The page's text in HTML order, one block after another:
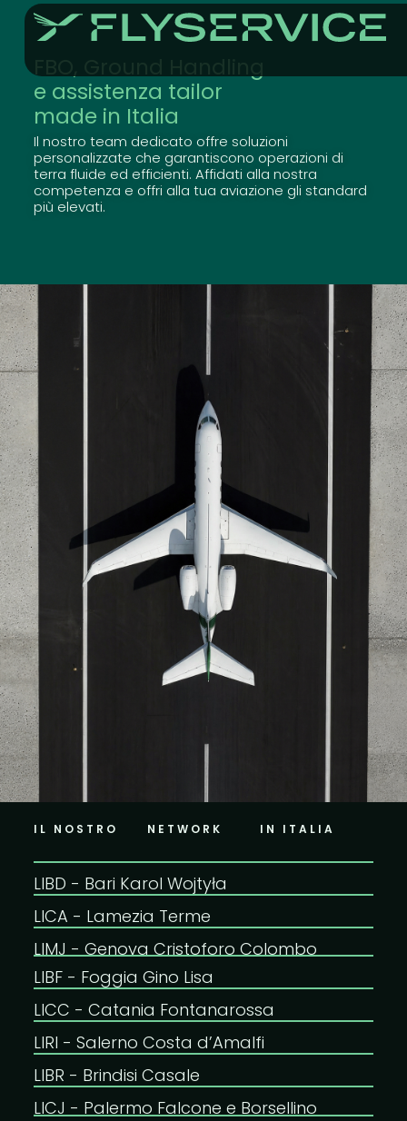
FBO, Ground Handling
e assistenza tailor
made in Italia
Il nostro team dedicato offre soluzioni
personalizzate che garantiscono operazioni di
terra fluide ed efficienti. Affidati alla nostra
competenza e offri alla tua aviazione gli standard
più elevati.
IL NOSTRO NETWORK​ IN ITALIA
LIBD - Bari Karol Wojtyła
LICA - Lamezia Terme​
LIMJ - Genova Cristoforo Colombo​
LIBF - Foggia Gino Lisa​
LICC - Catania Fontanarossa​
LIRI - Salerno Costa d’Amalfi​
LIBR - Brindisi Casale​
LICJ - Palermo Falcone e Borsellino​